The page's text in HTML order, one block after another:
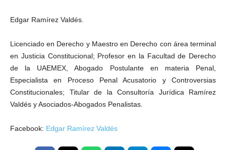
Edgar Ramírez Valdés.
Licenciado en Derecho y Maestro en Derecho con área terminal
en Justicia Constitucional; Profesor en la Facultad de Derecho
de la UAEMEX, Abogado Postulante en materia Penal,
Especialista en Proceso Penal Acusatorio y Controversias
Constitucionales; Titular de la Consultoría Jurídica Ramírez
Valdés y Asociados-Abogados Penalistas.
Facebook: Edgar Ramírez Valdés